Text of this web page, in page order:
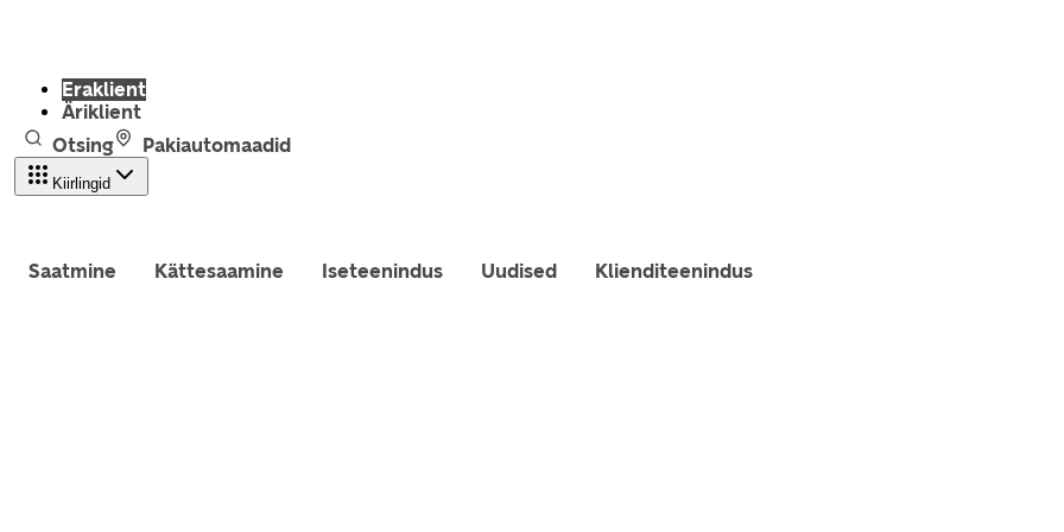
Eraklient
Äriklient
Otsing
Pakiautomaadid
Kiirlingid
Saatmine Kättesaamine Iseteenindus Uudised Klienditeenindus